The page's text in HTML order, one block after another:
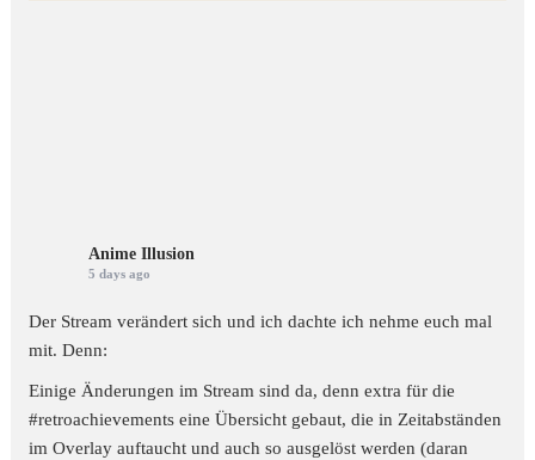
Anime Illusion
5 days ago
Der Stream verändert sich und ich dachte ich nehme euch mal
mit. Denn:
Einige Änderungen im Stream sind da, denn extra für die
#retroachievements eine Übersicht gebaut, die in Zeitabständen
im Overlay auftaucht und auch so ausgelöst werden (daran